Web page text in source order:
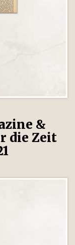
&
die Zeit